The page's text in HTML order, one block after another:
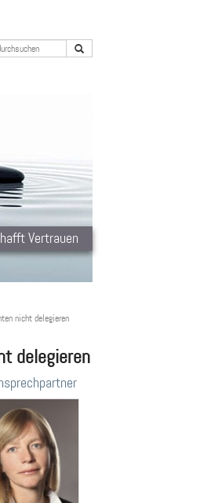
Vertrauen
nicht delegieren
delegieren